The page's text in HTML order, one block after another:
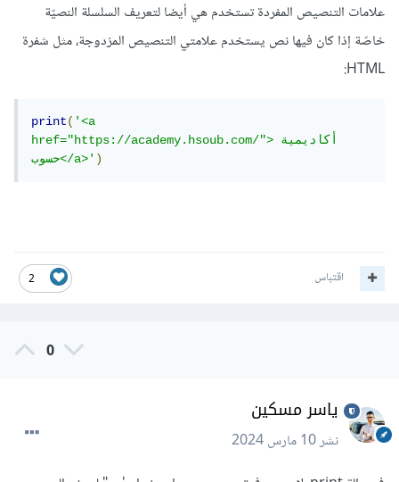
علامات التنصيص المفردة تستخدم هي أيضا لتعريف السلسلة النصيّة
خاصّة إذا كان فيها نص يستخدم علامتي التنصيص المزدوجة، مثل شفرة
HTML:
print('<a
href="https://academy.hsoub.com/">أكاديمية
حسوب</a>')
2 اقتباس
0
ياسر مسكين
نشر10 مارس 2024